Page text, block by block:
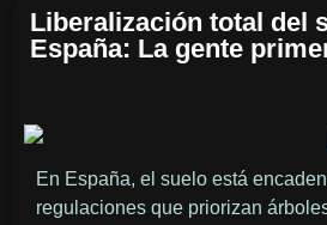
Liberalización total del
España: La gente
En España, el suelo está
regulaciones que priorizan